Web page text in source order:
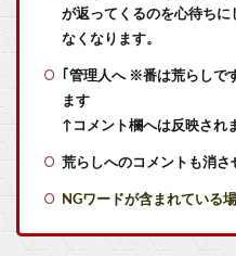
パラノマサイトっていうゲ
『ライザのアトリエ』のAI
が返ってくるのを心待ち
なくなります。
｢管理人へ ※番は荒らしで
ます
↑コメント欄へは反映され
荒らしへのコメントも消
NGワードが含まれている